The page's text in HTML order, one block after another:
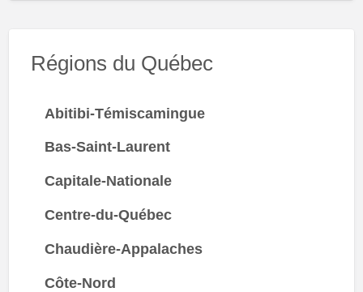
Régions du Québec
Abitibi-Témiscamingue
Bas-Saint-Laurent
Capitale-Nationale
Centre-du-Québec
Chaudière-Appalaches
Côte-Nord